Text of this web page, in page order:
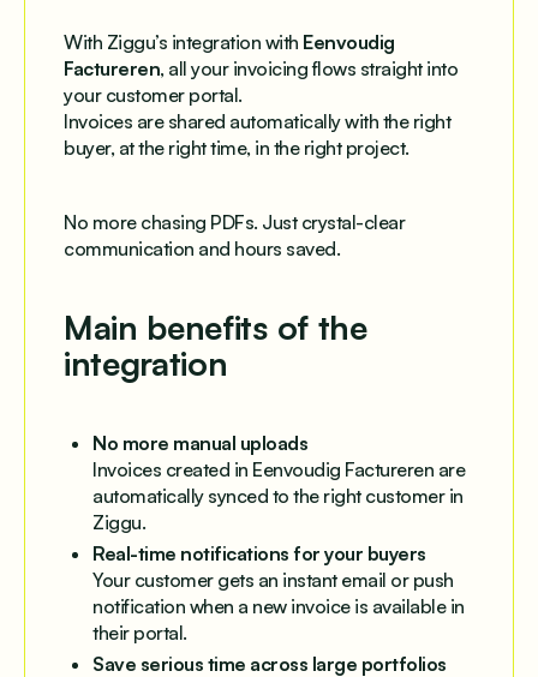
With Ziggu’s integration with Eenvoudig
Factureren, all your invoicing flows straight into
your customer portal.
Invoices are shared automatically with the right
buyer, at the right time, in the right project.
No more chasing PDFs. Just crystal-clear
communication and hours saved.
Main benefits of the
integration
No more manual uploads
Invoices created in Eenvoudig Factureren are
automatically synced to the right customer in
Ziggu.
Real-time notifications for your buyers
Your customer gets an instant email or push
notification when a new invoice is available in
their portal.
Save serious time across large portfolios